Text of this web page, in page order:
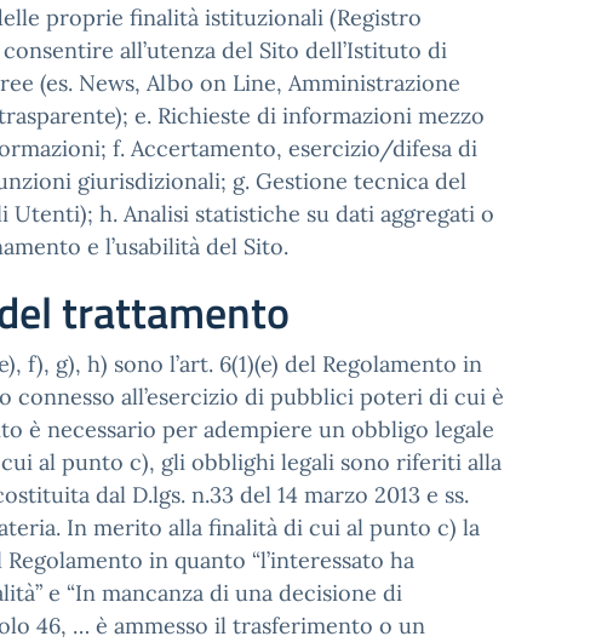
proprie finalità istituzionali (Registro
all’utenza del Sito dell’Istituto di
(es. News, Albo on Line, Amministrazione
e. Richieste di informazioni mezzo
f. Accertamento, esercizio/difesa di
giurisdizionali; g. Gestione tecnica del
h. Analisi statistiche su dati aggregati o
e l’usabilità del Sito.
trattamento
g), h) sono l’art. 6(1)(e) del Regolamento in
connesso all’esercizio di pubblici poteri di cui è
è necessario per adempiere un obbligo legale
al punto c), gli obblighi legali sono riferiti alla
dal D.lgs. n.33 del 14 marzo 2013 e ss.
In merito alla finalità di cui al punto c) la
in quanto “l’interessato ha
e “In mancanza di una decisione di
46, … è ammesso il trasferimento o un